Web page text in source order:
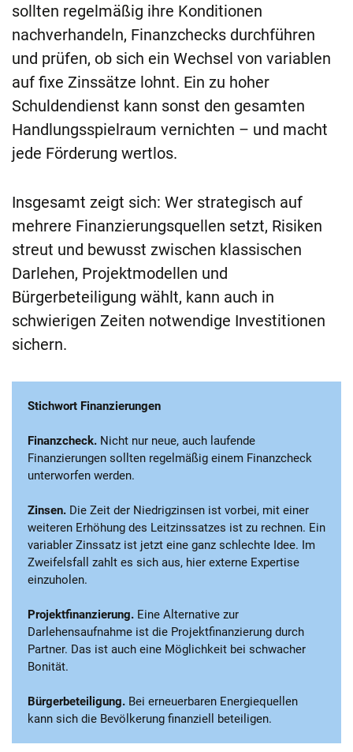
sollten regelmäßig ihre Konditionen
nachverhandeln, Finanzchecks durchführen
und prüfen, ob sich ein Wechsel von variablen
auf fixe Zinssätze lohnt. Ein zu hoher
Schuldendienst kann sonst den gesamten
Handlungsspielraum vernichten – und macht
jede Förderung wertlos.
Insgesamt zeigt sich: Wer strategisch auf
mehrere Finanzierungsquellen setzt, Risiken
streut und bewusst zwischen klassischen
Darlehen, Projektmodellen und
Bürgerbeteiligung wählt, kann auch in
schwierigen Zeiten notwendige Investitionen
sichern.
Stichwort Finanzierungen
Finanzcheck. Nicht nur neue, auch laufende
Finanzierungen sollten regelmäßig einem Finanzcheck
unterworfen werden.
Zinsen. Die Zeit der Niedrigzinsen ist vorbei, mit einer
weiteren Erhöhung des Leitzinssatzes ist zu rechnen. Ein
variabler Zinssatz ist jetzt eine ganz schlechte Idee. Im
Zweifelsfall zahlt es sich aus, hier externe Expertise
einzuholen.
Projektfinanzierung. Eine Alternative zur
Darlehensaufnahme ist die Projektfinanzierung durch
Partner. Das ist auch eine Möglichkeit bei schwacher
Bonität.
Bürgerbeteiligung. Bei erneuerbaren Energiequellen
kann sich die Bevölkerung finanziell beteiligen.